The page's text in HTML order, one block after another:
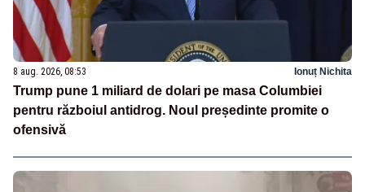
8 aug. 2026, 08:53 Ionuț Nichita
Trump pune 1 miliard de dolari pe masa Columbiei
pentru războiul antidrog. Noul președinte promite o
ofensivă